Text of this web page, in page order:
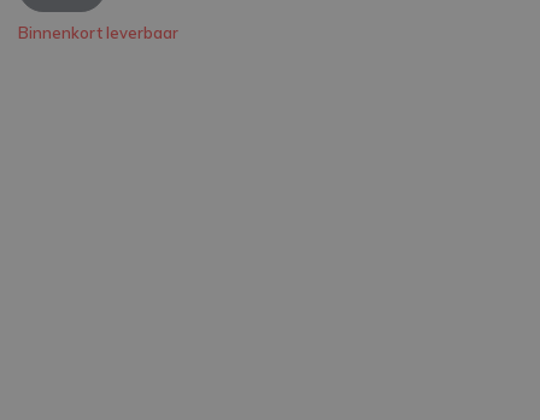
Binnenkort leverbaar